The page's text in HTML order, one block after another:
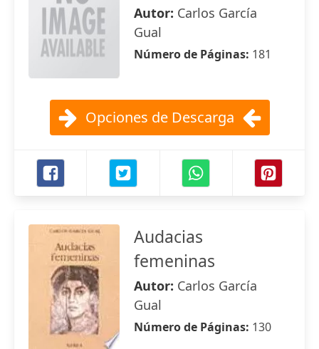
Autor: Carlos García
Gual
Número de Páginas: 181
Opciones de Descarga
Audacias
femeninas
Autor: Carlos García
Gual
Número de Páginas: 130